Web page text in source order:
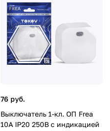
76 руб.
Выключатель 1-кл. ОП Frea
10А IP20 250В с индикацией